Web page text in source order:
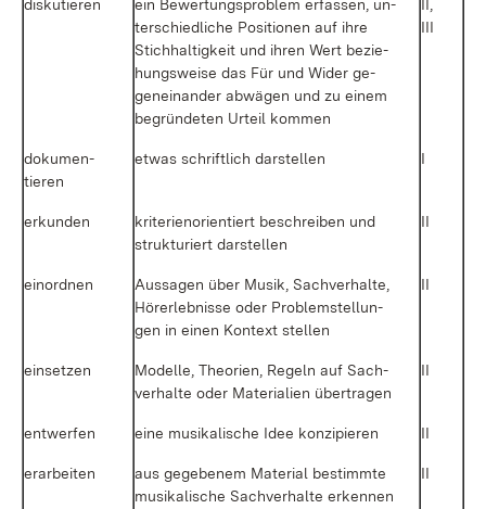
dis­ku­tie­ren
ein Be­wer­tungs­pro­blem er­fas­sen, un­
ter­schied­li­che Po­si­tio­nen auf ih­re
Stich­hal­tig­keit und ih­ren Wert be­zie­
hungs­wei­se das Für und Wi­der ge­
gen­ein­an­der ab­wä­gen und zu ei­nem
be­grün­de­ten Ur­teil kom­men
III
do­ku­men­
tie­ren
et­was schrift­lich dar­stel­len I
er­kun­den
kri­te­ri­en­ori­en­tiert be­schrei­ben und
struk­tu­riert dar­stel­len
II
ein­ord­nen
Aus­sa­gen über Mu­sik, Sach­ver­hal­te,
Hör­erleb­nis­se oder Pro­blem­stel­lun­
gen in ei­nen Kon­text stel­len
II
ein­set­zen
Mo­del­le, Theo­ri­en, Re­geln auf Sach­
ver­hal­te oder Ma­te­ria­li­en über­tra­gen
II
ent­wer­fen ei­ne mu­si­ka­li­sche Idee kon­zi­pie­ren II
er­ar­bei­ten
aus ge­ge­be­nem Ma­te­ri­al be­stimm­te
mu­si­ka­li­sche Sach­ver­hal­te er­ken­nen
II